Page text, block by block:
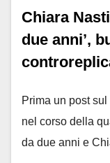
Chiara
due anni’,
Prima un post
nel corso della
da due anni e